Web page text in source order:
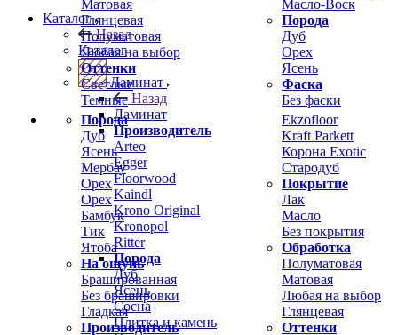
Матовая
Глянцевая
Полуматовая
Любая на выбор
Оттенки
Светлые
Темные
Масло-Воск
Порода
Дуб
Орех
Ясень
Фаска
Без фаски
Порода
Дуб
Ясень
Мербау
Орех
Орех
Бамбук
Тик
Ятоба
На ощупь
Брашированная
Без брашировки
Гладкая
Производитель
Ekzofloor
Kraft Parkett
Корона Exotic
Стародуб
Покрытие
Лак
Масло
Без покрытия
Обработка
Полуматовая
Матовая
Любая на выбор
Глянцевая
Оттенки
Каталог
Назад
Каталог
Ламинат
Назад
Ламинат
Производитель
Arteo
Egger
Floorwood
Kaindl
Krono Original
Kronopol
Ritter
Порода
Дуб
Ясень
Сосна
Плитка и камень